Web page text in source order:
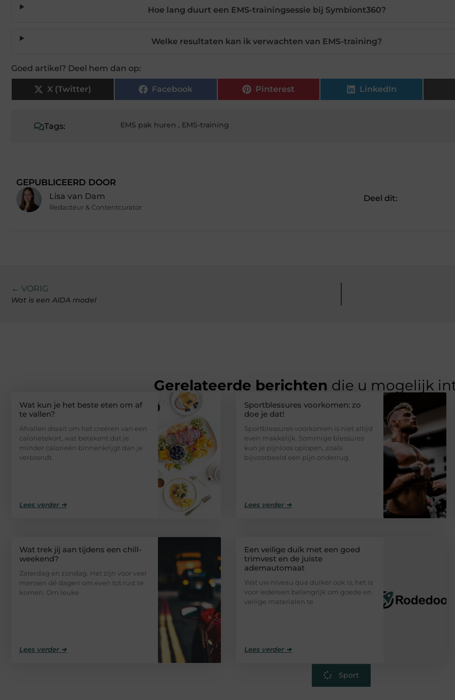
Hoe lang duurt een EMS-trainingsessie bij Symbiont360?
Welke resultaten kan ik verwachten van EMS-training?
Goed artikel? Deel hem dan op:
X (Twitter) Facebook Pinterest LinkedIn
Tags: EMS pak huren , EMS-training
GEPUBLICEERD DOOR
Lisa van Dam
Redacteur & Contentcurator
Deel dit:
← VORIG
Wat is een AIDA model
Gerelateerde berichten die u mogelijk
Wat kun je het beste eten om af
te vallen?
Afvallen draait om het creëren van een
calorietekort, wat betekent dat je
minder calorieën binnenkrijgt dan je
verbrandt.
Lees verder ➜
Sportblessures voorkomen: zo
doe je dat!
Sportblessures voorkomen is niet altijd
even makkelijk. Sommige blessures
kun je pijnloos oplopen, zoals
bijvoorbeeld een pijn onderrug.
Lees verder ➜
Wat trek jij aan tijdens een chill-
weekend?
Zaterdag en zondag. Het zijn voor veel
mensen dé dagen om even tot rust te
komen. Om leuke
Lees verder ➜
Een veilige duik met een goed
trimvest en de juiste
ademautomaat
Wat uw niveau qua duiker ook is, het is
voor iedereen belangrijk om goede en
veilige materialen te
Lees verder ➜
Sport